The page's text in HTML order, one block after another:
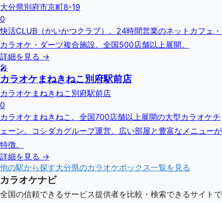
大分県別府市京町8-19
0
快活CLUB（かいかつクラブ）。24時間営業のネットカフェ・
カラオケ・ダーツ複合施設。全国500店舗以上展開。
詳細を見る →
🎤
カラオケまねきねこ別府駅前店
カラオケまねきねこ別府駅前店
0
カラオケまねきねこ。全国700店舗以上展開の大型カラオケチ
ェーン。コシダカグループ運営。広い部屋と豊富なメニューが
特徴。
詳細を見る →
他の駅から探す大分県のカラオケボックス一覧を見る
カラオケナビ
全国の信頼できるサービス提供者を比較・検索できるサイトで